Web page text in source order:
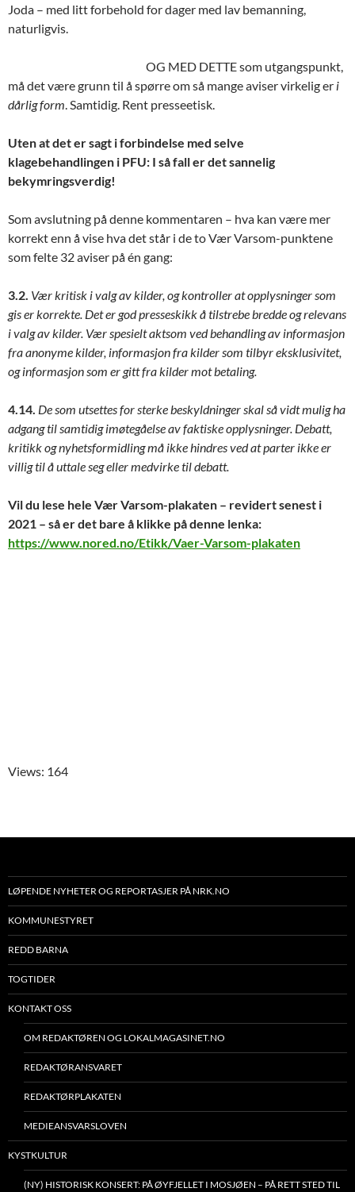
Joda – med litt forbehold for dager med lav bemanning,
naturligvis.
OG MED DETTE som utgangspunkt,
må det være grunn til å spørre om så mange aviser virkelig er i
dårlig form. Samtidig. Rent presseetisk.
Uten at det er sagt i forbindelse med selve
klagebehandlingen i PFU: I så fall er det sannelig
bekymringsverdig!
Som avslutning på denne kommentaren – hva kan være mer
korrekt enn å vise hva det står i de to Vær Varsom-punktene
som felte 32 aviser på én gang:
3.2. Vær kritisk i valg av kilder, og kontroller at opplysninger som
gis er korrekte. Det er god presseskikk å tilstrebe bredde og relevans
i valg av kilder. Vær spesielt aktsom ved behandling av informasjon
fra anonyme kilder, informasjon fra kilder som tilbyr eksklusivitet,
og informasjon som er gitt fra kilder mot betaling.
4.14. De som utsettes for sterke beskyldninger skal så vidt mulig ha
adgang til samtidig imøtegåelse av faktiske opplysninger. Debatt,
kritikk og nyhetsformidling må ikke hindres ved at parter ikke er
villig til å uttale seg eller medvirke til debatt.
Vil du lese hele Vær Varsom-plakaten – revidert senest i
2021 – så er det bare å klikke på denne lenka:
https://www.nored.no/Etikk/Vaer-Varsom-plakaten
Views: 164
LØPENDE NYHETER OG REPORTASJER PÅ NRK.NO
KOMMUNESTYRET
REDD BARNA
TOGTIDER
KONTAKT OSS
OM REDAKTØREN OG LOKALMAGASINET.NO
REDAKTØRANSVARET
REDAKTØRPLAKATEN
MEDIEANSVARSLOVEN
KYSTKULTUR
(NY) HISTORISK KONSERT: PÅ ØYFJELLET I MOSJØEN – PÅ RETT STED TIL